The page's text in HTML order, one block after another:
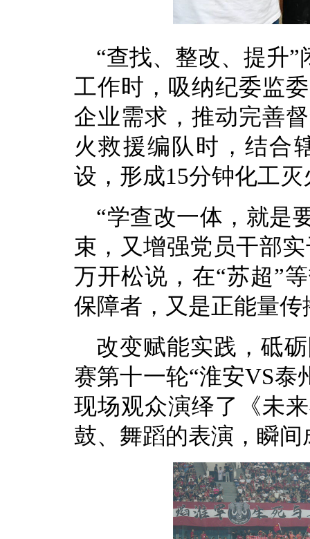
“查找、整改、提升
工作时，吸纳纪委监
企业需求，推动完善
火救援编队时，结合
设，形成15分钟化工
“学查改一体，就是
束，又增强党员干部
万开松说，在“苏超”
保障者，又是正能量传
改变赋能实践，砥
赛第十一轮“淮安VS泰
现场观众演绎了《未
鼓、舞蹈的表演，瞬